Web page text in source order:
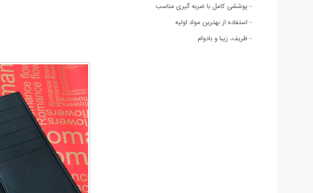
- پوششی کامل با ضربه گیری مناسب
- استفاده از بهترین مواد اولیه
- ظریف، زیبا و بادوام